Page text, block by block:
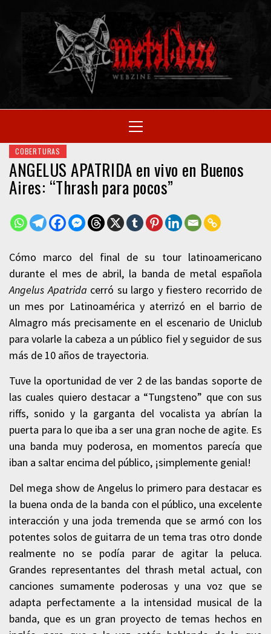
SITIO OFICIAL
Menu
COBERTURAS
ANGELUS APATRIDA en vivo en Buenos
Aires: “Thrash para pocos”
Cómo marco del final de su tour latinoamericano
durante el mes de abril, la banda de metal española
Angelus Apatrida cerró su largo y fiestero recorrido de
un mes por Latinoamérica y aterrizó en el barrio de
Almagro más precisamente en el escenario de Uniclub
para volarle la cabeza a un público fiel y seguidor de sus
más de 10 años de trayectoria.
Tuve la oportunidad de ver 2 de las bandas soporte de
las cuales quiero destacar a “Tungsteno” que con sus
riffs, sonido y la garganta del vocalista ya abrían la
puerta para lo que iba a ser una gran noche de agite. Es
una banda muy poderosa, en momentos parecía que
iban a saltar encima del público, ¡simplemente genial!
Del mega show de Angelus lo primero para destacar es
la buena onda de la banda con el público, una excelente
interacción y una joda tremenda que se armó con los
potentes solos de guitarra de un tema tras otro donde
realmente no se podía parar de agitar la peluca.
Grandes representantes del thrash metal actual, con
canciones sumamente poderosas y una voz que se
adapta perfectamente a la intensidad musical de la
banda, que es un gran proyecto de temas hechos en